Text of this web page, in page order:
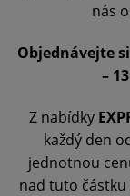
nás
Objednávejte
–
Z nabídky
každý den
jednotnou
nad tuto částku